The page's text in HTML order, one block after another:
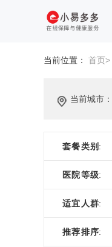
当前位置： 首页>
当前城市：
套餐类别 :
医院等级:
适宜人群:
推荐排序: